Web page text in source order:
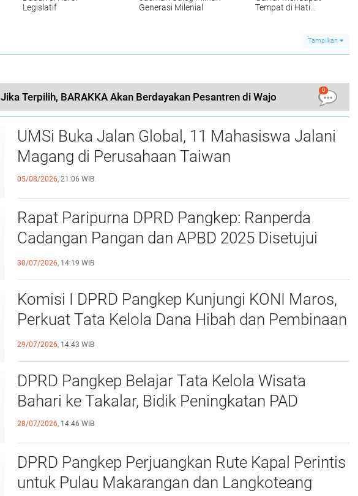
Legislatif
Generasi Milenial
Tempat di Hati
Tampilkan
Jika Terpilih, BARAKKA Akan Berdayakan Pesantren di Wajo
0
UMSi Buka Jalan Global, 11 Mahasiswa Jalani
Magang di Perusahaan Taiwan
05/08/2026, 21:06 WIB
Rapat Paripurna DPRD Pangkep: Ranperda
Cadangan Pangan dan APBD 2025 Disetujui
dengan Sejumlah Catatan
30/07/2026, 14:19 WIB
Komisi I DPRD Pangkep Kunjungi KONI Maros,
Perkuat Tata Kelola Dana Hibah dan Pembinaan
Olahraga
29/07/2026, 14:43 WIB
DPRD Pangkep Belajar Tata Kelola Wisata
Bahari ke Takalar, Bidik Peningkatan PAD
28/07/2026, 14:46 WIB
DPRD Pangkep Perjuangkan Rute Kapal Perintis
untuk Pulau Makarangan dan Langkoteang